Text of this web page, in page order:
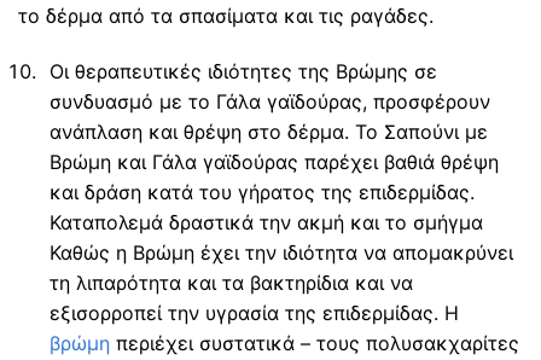
το δέρμα από τα σπασίματα και τις ραγάδες.
Οι θεραπευτικές ιδιότητες της Βρώμης σε
συνδυασμό με το Γάλα γαϊδούρας, προσφέρουν
ανάπλαση και θρέψη στο δέρμα. Το Σαπούνι με
Βρώμη και Γάλα γαϊδούρας παρέχει βαθιά θρέψη
και δράση κατά του γήρατος της επιδερμίδας.
Καταπολεμά δραστικά την ακμή και το σμήγμα
Καθώς η Βρώμη έχει την ιδιότητα να απομακρύνει
τη λιπαρότητα και τα βακτηρίδια και να
εξισορροπεί την υγρασία της επιδερμίδας. Η
βρώμη περιέχει συστατικά – τους πολυσακχαρίτες